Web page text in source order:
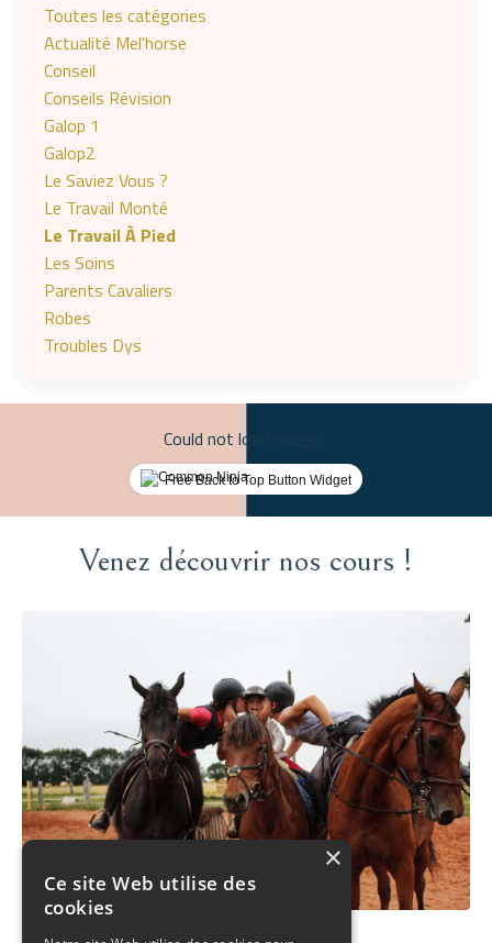
Toutes les catégories
Actualité Mel'horse
Conseil
Conseils Révision
Galop 1
Galop2
Le Saviez Vous ?
Le Travail Monté
Le Travail À Pied
Les Soins
Parents Cavaliers
Robes
Troubles Dys
Could not load widget.
Free Back to Top Button Widget
Venez découvrir nos cours !
×
Ce site Web utilise des
cookies